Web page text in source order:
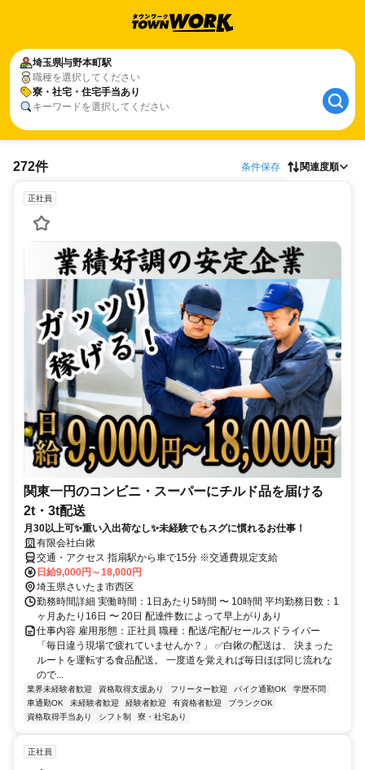
埼玉県与野本町駅
職種を選択してください
寮・社宅・住宅手当あり
キーワードを選択してください
272件 条件保存 関連度順
正社員
関東一円のコンビニ・スーパーにチルド品を届ける
2t・3t配送
月30以上可✨重い入出荷なし✨未経験でもスグに慣れるお仕事！
有限会社白鍬
交通・アクセス 指扇駅から車で15分 ※交通費規定支給
日給9,000円～18,000円
埼玉県さいたま市西区
勤務時間詳細 実働時間：1日あたり5時間 〜 10時間 平均勤務日数：1
ヶ月あたり16日 〜 20日 配達件数によって早上がりあり
仕事内容 雇用形態：正社員 職種：配送/宅配/セールスドライバー
「毎日違う現場で疲れていませんか？」 ✅白鍬の配送は、 決まった
ルートを運転する食品配送。 一度道を覚えれば毎日ほぼ同じ流れな
ので...
業界未経験者歓迎 資格取得支援あり フリーター歓迎 バイク通勤OK
学歴不問
車通勤OK
未経験者歓迎 経験者歓迎 有資格者歓迎
ブランクOK
資格取得手当あり
シフト制 寮・社宅あり
正社員